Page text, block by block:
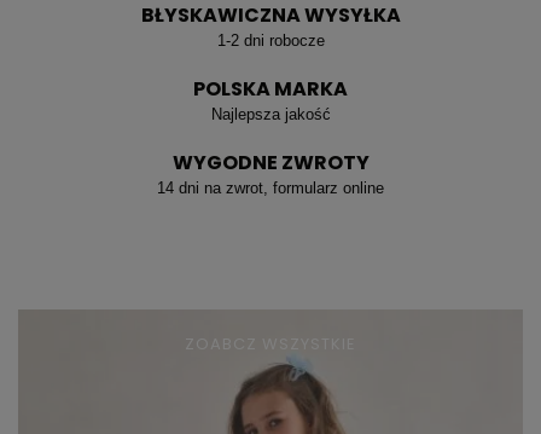
BŁYSKAWICZNA WYSYŁKA
1-2 dni robocze
POLSKA MARKA
Najlepsza jakość
WYGODNE ZWROTY
14 dni na zwrot, formularz online